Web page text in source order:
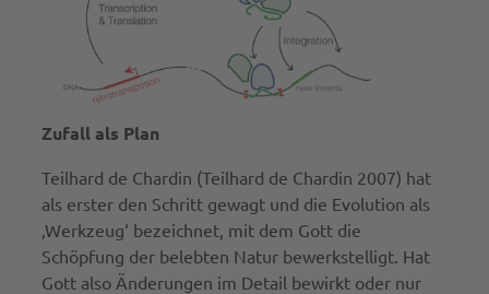
Zufall als Plan
Teilhard de Chardin (Teilhard de Chardin 2007) hat
als erster den Schritt gewagt und die Evolution als
‚Werkzeug‘ bezeichnet, mit dem Gott die
Schöpfung der belebten Natur bewerkstelligt. Hat
Gott also Änderungen im Detail bewirkt oder nur